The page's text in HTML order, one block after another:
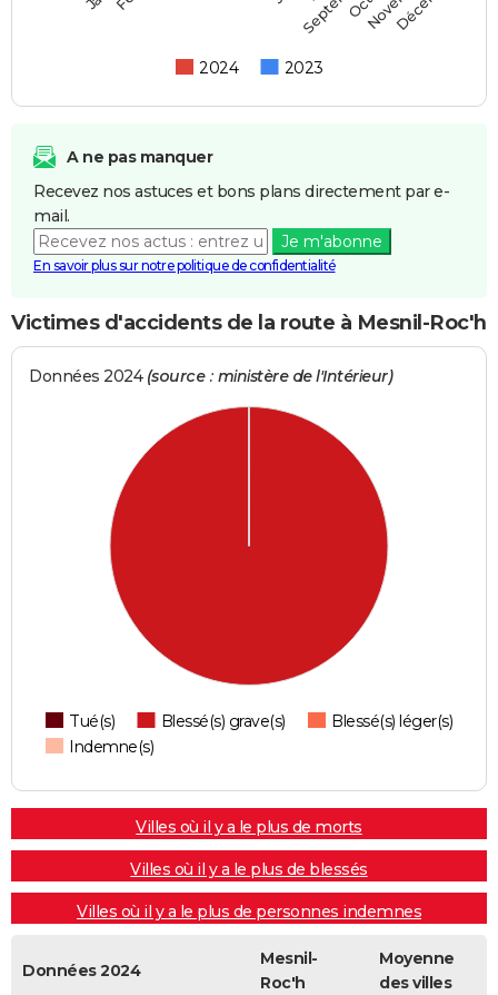
2024 2023
A ne pas manquer
Recevez nos astuces et bons plans directement par e-
mail.
Je m'abonne
En savoir plus sur notre politique de confidentialité
Victimes d'accidents de la route à Mesnil-Roc'h
Données 2024 (source : ministère de l'Intérieur)
Tué(s) Blessé(s) grave(s)
Blessé(s) léger(s)
Indemne(s)
Villes où il y a le plus de morts
Villes où il y a le plus de blessés
Villes où il y a le plus de personnes indemnes
Données 2024
Mesnil-
Roc'h
Moyenne
des villes